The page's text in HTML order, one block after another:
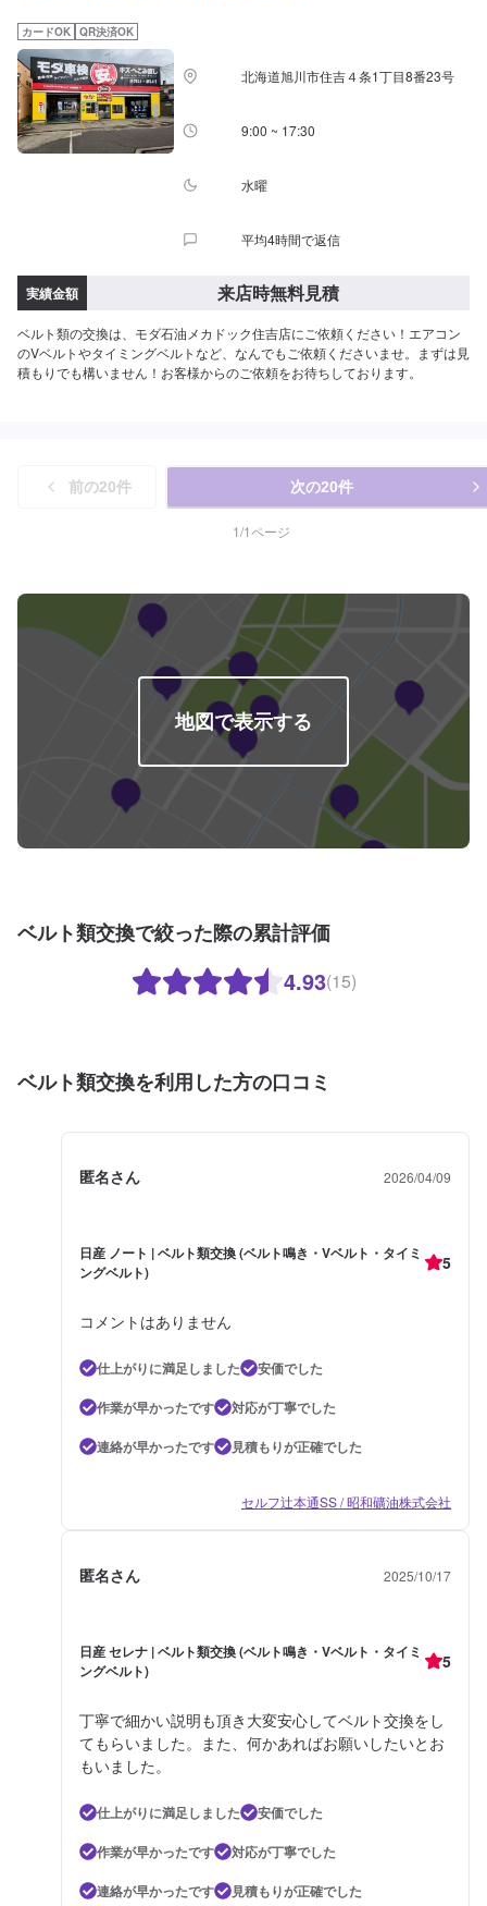
カードOK QR決済OK
北海道旭川市住吉４条1丁目8番23号
9:00 ~ 17:30
水曜
平均4時間で返信
実績金額 来店時無料見積
ベルト類の交換は、モダ石油メカドック住吉店にご依頼ください！エアコン
のVベルトやタイミングベルトなど、なんでもご依頼くださいませ。まずは見
積もりでも構いません！お客様からのご依頼をお待ちしております。
前の20件 次の20件
1/1ページ
地図で表示する
ベルト類交換で絞った際の累計評価
4.93(15)
ベルト類交換を利用した方の口コミ
匿名さん 2026/04/09
日産 ノート | ベルト類交換 (ベルト鳴き・Vベルト・タイミ
ングベルト)
5
コメントはありません
仕上がりに満足しました
安価でした
作業が早かったです
対応が丁寧でした
連絡が早かったです
見積もりが正確でした
セルフ辻本通SS / 昭和礦油株式会社
匿名さん 2025/10/17
日産 セレナ | ベルト類交換 (ベルト鳴き・Vベルト・タイミ
ングベルト)
5
丁寧で細かい説明も頂き大変安心してベルト交換をし
てもらいました。また、何かあればお願いしたいとお
もいました。
仕上がりに満足しました
安価でした
作業が早かったです
対応が丁寧でした
連絡が早かったです
見積もりが正確でした